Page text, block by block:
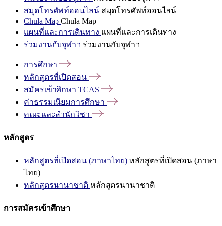
สมุดโทรศัพท์ออนไลน์ สมุดโทรศัพท์ออนไลน์
Chula Map Chula Map
แผนที่และการเดินทาง แผนที่และการเดินทาง
ร่วมงานกับจุฬาฯ ร่วมงานกับจุฬาฯ
การศึกษา
หลักสูตรที่เปิดสอน
สมัครเข้าศึกษา TCAS
ค่าธรรมเนียมการศึกษา
คณะและสำนักวิชา
หลักสูตร
หลักสูตรที่เปิดสอน (ภาษาไทย) หลักสูตรที่เปิดสอน (ภาษา
ไทย)
หลักสูตรนานาชาติ หลักสูตรนานาชาติ
การสมัครเข้าศึกษา